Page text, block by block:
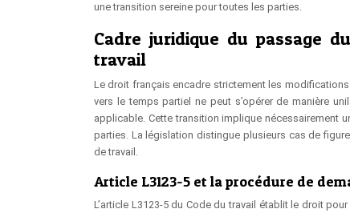
une transition sereine pour toutes les parties.
Cadre juridique du passage
travail
Le droit français encadre strictement les
vers le temps partiel ne peut s’opérer de manière
applicable. Cette transition implique nécessairement
parties. La législation distingue plusieurs cas de
de travail.
Article L3123-5 et la procédure de
L’article L3123-5 du Code du travail établit le droit